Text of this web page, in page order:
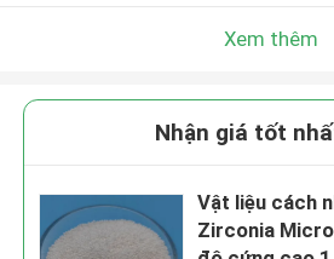
Xem thêm
Nhận giá tốt
Vật liệu cách
Zirconia